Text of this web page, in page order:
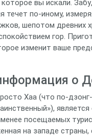
вы искали.
течет по-иному,
шепотом древних
гор.
изменит ваше
о
Хаа (что по-
посещаемых
на западе страны,